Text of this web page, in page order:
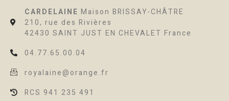
CARDELAINE Maison BRISSAY-CHÂTRE
210, rue des Rivières
42430 SAINT JUST EN CHEVALET France
04.77.65.00.04
royalaine@orange.fr
RCS 941 235 491